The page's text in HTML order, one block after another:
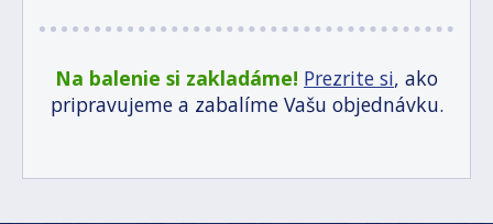
Na balenie si zakladáme! Prezrite si, ako
pripravujeme a zabalíme Vašu objednávku.